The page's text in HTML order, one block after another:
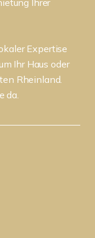
Ihrer
Expertise
Ihr Haus oder
Rheinland.
da.